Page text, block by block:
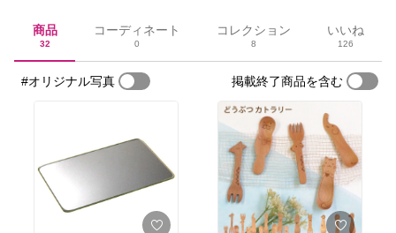
商品
32
コーディネート
0
コレクション
8
いいね
126
#オリジナル写真 掲載終了商品を含む